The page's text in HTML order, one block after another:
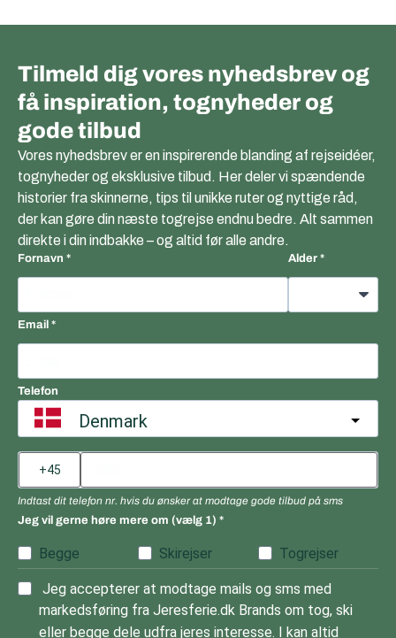
Tilmeld dig vores nyhedsbrev og
få inspiration, tognyheder og
gode tilbud
Vores nyhedsbrev er en inspirerende blanding af rejseidéer,
tognyheder og eksklusive tilbud. Her deler vi spændende
historier fra skinnerne, tips til unikke ruter og nyttige råd,
der kan gøre din næste togrejse endnu bedre. Alt sammen
direkte i din indbakke – og altid før alle andre.
Fornavn Alder
Email
Telefon
Denmark
Indtast dit telefon nr. hvis du ønsker at modtage gode tilbud på sms
Jeg vil gerne høre mere om (vælg 1)
Begge Skirejser Togrejser
Jeg accepterer at modtage mails og sms med
markedsføring fra Jeresferie.dk Brands om tog, ski
eller begge dele udfra jeres interesse. I kan altid